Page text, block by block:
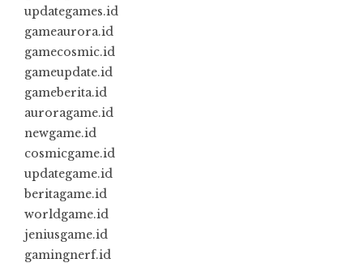
updategames.id
gameaurora.id
gamecosmic.id
gameupdate.id
gameberita.id
auroragame.id
newgame.id
cosmicgame.id
updategame.id
beritagame.id
worldgame.id
jeniusgame.id
gamingnerf.id